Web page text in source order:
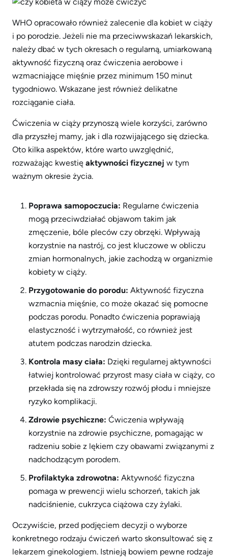
WHO opracowało również zalecenie dla kobiet w ciąży
i po porodzie. Jeżeli nie ma przeciwwskazań lekarskich,
należy dbać w tych okresach o regularną, umiarkowaną
aktywność fizyczną oraz ćwiczenia aerobowe i
wzmacniające mięśnie przez minimum 150 minut
tygodniowo. Wskazane jest również delikatne
rozciąganie ciała.
Ćwiczenia w ciąży przynoszą wiele korzyści, zarówno
dla przyszłej mamy, jak i dla rozwijającego się dziecka.
Oto kilka aspektów, które warto uwzględnić,
rozważając kwestię aktywności fizycznej w tym
ważnym okresie życia.
Poprawa samopoczucia: Regularne ćwiczenia
mogą przeciwdziałać objawom takim jak
zmęczenie, bóle pleców czy obrzęki. Wpływają
korzystnie na nastrój, co jest kluczowe w obliczu
zmian hormonalnych, jakie zachodzą w organizmie
kobiety w ciąży.
Przygotowanie do porodu: Aktywność fizyczna
wzmacnia mięśnie, co może okazać się pomocne
podczas porodu. Ponadto ćwiczenia poprawiają
elastyczność i wytrzymałość, co również jest
atutem podczas narodzin dziecka.
Kontrola masy ciała: Dzięki regularnej aktywności
łatwiej kontrolować przyrost masy ciała w ciąży, co
przekłada się na zdrowszy rozwój płodu i mniejsze
ryzyko komplikacji.
Zdrowie psychiczne: Ćwiczenia wpływają
korzystnie na zdrowie psychiczne, pomagając w
radzeniu sobie z lękiem czy obawami związanymi z
nadchodzącym porodem.
Profilaktyka zdrowotna: Aktywność fizyczna
pomaga w prewencji wielu schorzeń, takich jak
nadciśnienie, cukrzyca ciążowa czy żylaki.
Oczywiście, przed podjęciem decyzji o wyborze
konkretnego rodzaju ćwiczeń warto skonsultować się z
lekarzem ginekologiem. Istnieją bowiem pewne rodzaje